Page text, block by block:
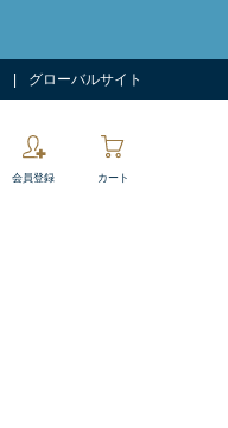
グローバルサイト
会員登録 カート